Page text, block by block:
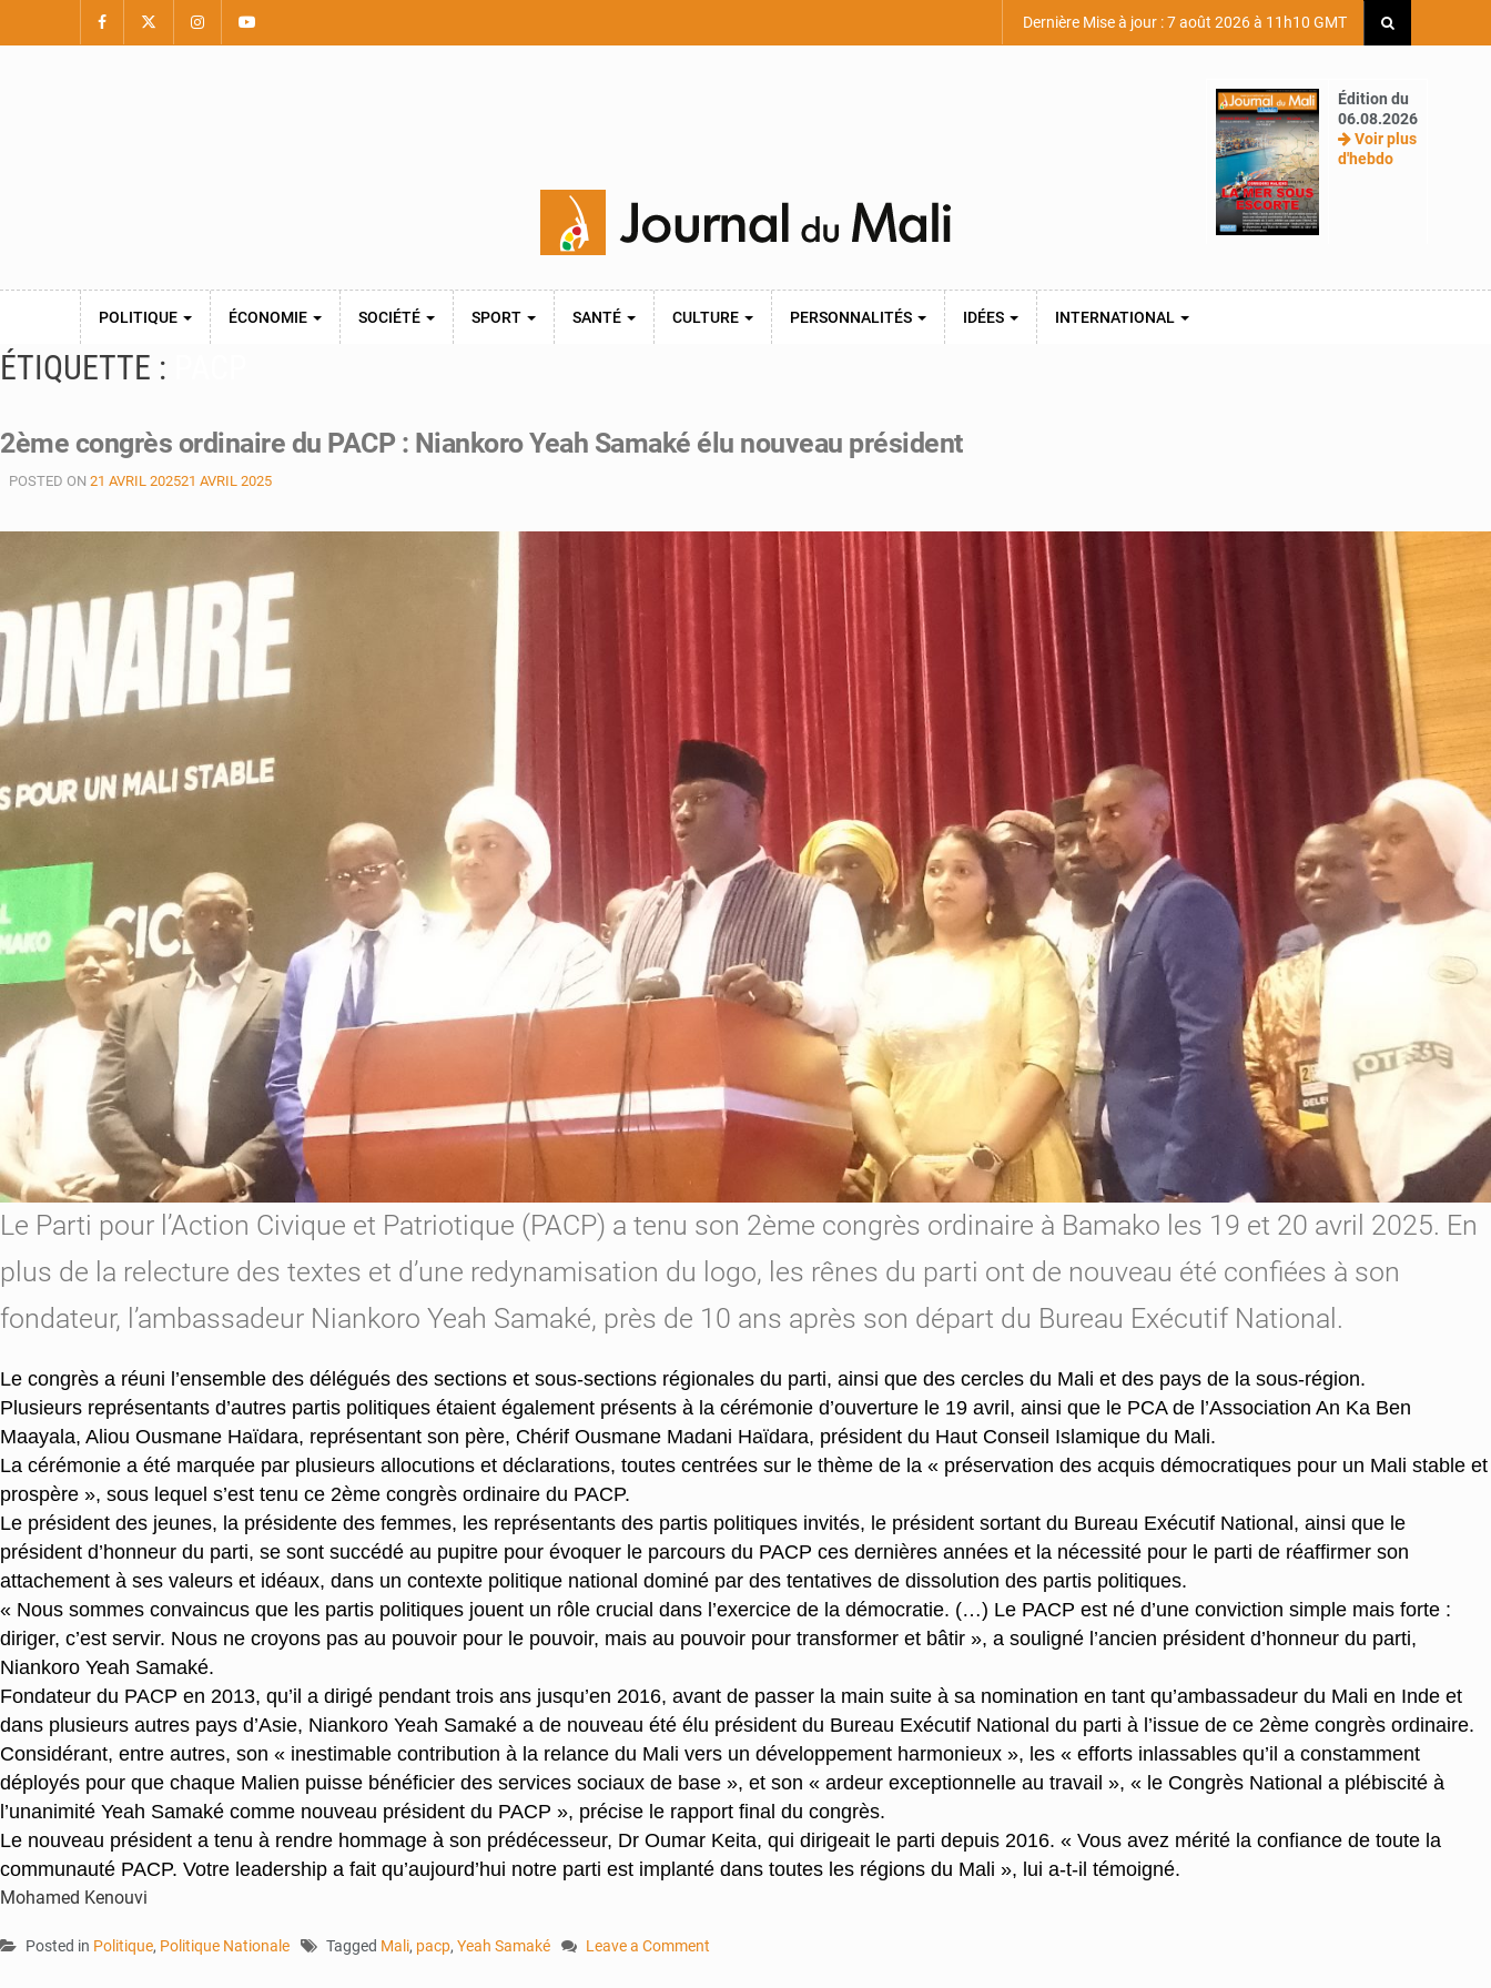
Dernière Mise à jour : 7 août 2026 à 11h10 GMT
Édition du
06.08.2026
Voir plus
d'hebdo
POLITIQUE ÉCONOMIE SOCIÉTÉ SPORT SANTÉ CULTURE PERSONNALITÉS IDÉES INTERNATIONAL
ÉTIQUETTE :
2ème congrès ordinaire du PACP : Niankoro Yeah Samaké élu nouveau président
POSTED ON 21 AVRIL 202521 AVRIL 2025
Le Parti pour l’Action Civique et Patriotique (PACP) a tenu son 2ème congrès ordinaire à Bamako les 19 et 20 avril 2025. En
plus de la relecture des textes et d’une redynamisation du logo, les rênes du parti ont de nouveau été confiées à son
fondateur, l’ambassadeur Niankoro Yeah Samaké, près de 10 ans après son départ du Bureau Exécutif National.
Le congrès a réuni l’ensemble des délégués des sections et sous-sections régionales du parti, ainsi que des cercles du Mali et des pays de la sous-région.
Plusieurs représentants d’autres partis politiques étaient également présents à la cérémonie d’ouverture le 19 avril, ainsi que le PCA de l’Association An Ka Ben
Maayala, Aliou Ousmane Haïdara, représentant son père, Chérif Ousmane Madani Haïdara, président du Haut Conseil Islamique du Mali.
La cérémonie a été marquée par plusieurs allocutions et déclarations, toutes centrées sur le thème de la « préservation des acquis démocratiques pour un Mali stable et
prospère », sous lequel s’est tenu ce 2ème congrès ordinaire du PACP.
Le président des jeunes, la présidente des femmes, les représentants des partis politiques invités, le président sortant du Bureau Exécutif National, ainsi que le
président d’honneur du parti, se sont succédé au pupitre pour évoquer le parcours du PACP ces dernières années et la nécessité pour le parti de réaffirmer son
attachement à ses valeurs et idéaux, dans un contexte politique national dominé par des tentatives de dissolution des partis politiques.
« Nous sommes convaincus que les partis politiques jouent un rôle crucial dans l’exercice de la démocratie. (…) Le PACP est né d’une conviction simple mais forte :
diriger, c’est servir. Nous ne croyons pas au pouvoir pour le pouvoir, mais au pouvoir pour transformer et bâtir », a souligné l’ancien président d’honneur du parti,
Niankoro Yeah Samaké.
Fondateur du PACP en 2013, qu’il a dirigé pendant trois ans jusqu’en 2016, avant de passer la main suite à sa nomination en tant qu’ambassadeur du Mali en Inde et
dans plusieurs autres pays d’Asie, Niankoro Yeah Samaké a de nouveau été élu président du Bureau Exécutif National du parti à l’issue de ce 2ème congrès ordinaire.
Considérant, entre autres, son « inestimable contribution à la relance du Mali vers un développement harmonieux », les « efforts inlassables qu’il a constamment
déployés pour que chaque Malien puisse bénéficier des services sociaux de base », et son « ardeur exceptionnelle au travail », « le Congrès National a plébiscité à
l’unanimité Yeah Samaké comme nouveau président du PACP », précise le rapport final du congrès.
Le nouveau président a tenu à rendre hommage à son prédécesseur, Dr Oumar Keita, qui dirigeait le parti depuis 2016. « Vous avez mérité la confiance de toute la
communauté PACP. Votre leadership a fait qu’aujourd’hui notre parti est implanté dans toutes les régions du Mali », lui a-t-il témoigné.
Mohamed Kenouvi
Posted in Politique, Politique Nationale Tagged Mali, pacp, Yeah Samaké
Leave a Comment